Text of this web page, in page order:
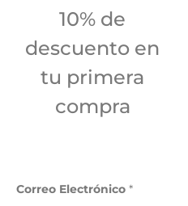
10% de
descuento en
tu primera
compra
Correo Electrónico *